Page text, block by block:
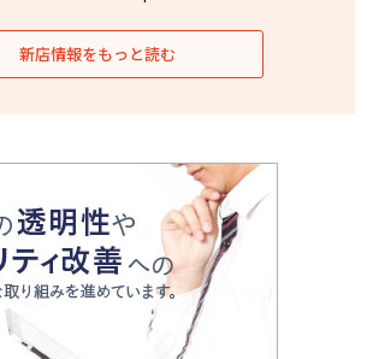
新店情報をもっと読む